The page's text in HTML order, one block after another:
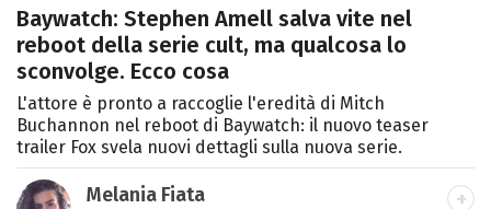
Baywatch: Stephen Amell salva vite nel
reboot della serie cult, ma qualcosa lo
sconvolge. Ecco cosa
L'attore è pronto a raccoglie l'eredità di Mitch
Buchannon nel reboot di Baywatch: il nuovo teaser
trailer Fox svela nuovi dettagli sulla nuova serie.
Melania Fiata